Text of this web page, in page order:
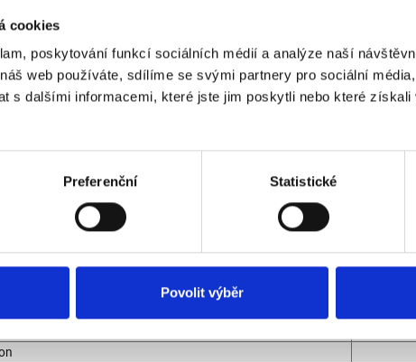
cookies
poskytování funkcí sociálních médií a analýze naší
web používáte, sdílíme se svými partnery pro sociální
s dalšími informacemi, které jste jim poskytli nebo které získali
Preferenční Statistické
Povolit výběr
nebo IQ-OZ5, tak přístroj nemusíte vkládat do vozu, ale přes
připojovací šňůru do el. zásuvky a přístroj zapněte tlačítkem ON/OFF.
cyklu (většinou 1 - 60 minut) dle velikosti daného prostoru a míry
opustí dezinfikovaný prostor.
dezinfekčního cyklu se nesmí v daném prostoru nacházet žádné
cyklu se přístroj sám vypne. Do vydezinfikovaného prostoru
ozonového generátoru
proudění vzduchu interního ventilátoru
velikost dezinfikovaného prostoru